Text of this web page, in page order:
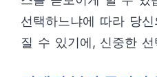
선택하느냐에 따라 당
질 수 있기에, 신중한